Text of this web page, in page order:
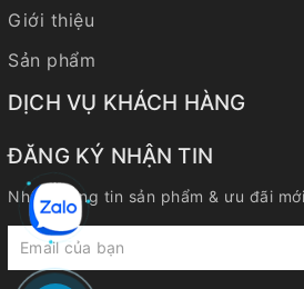
Giới thiệu
Sản phẩm
DỊCH VỤ KHÁCH HÀNG
ĐĂNG KÝ NHẬN TIN
Nhận thông tin sản phẩm & ưu đãi